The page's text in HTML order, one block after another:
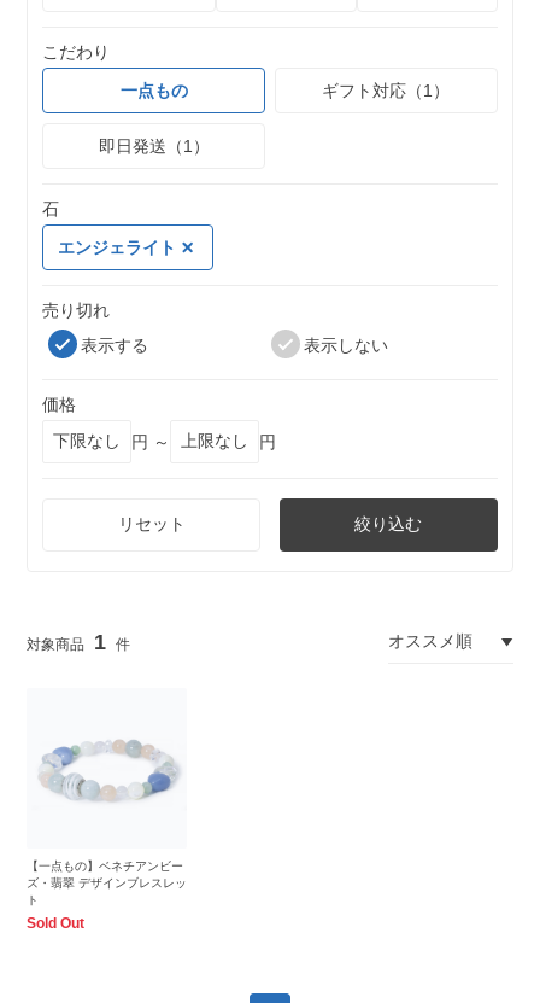
こだわり
一点もの
ギフト対応（1）
即日発送（1）
石
エンジェライト
売り切れ
表示する
表示しない
価格
円 ～
円
リセット 絞り込む
1
【一点もの】ベネチアンビー
ズ・翡翠 デザインブレスレッ
ト
Sold Out